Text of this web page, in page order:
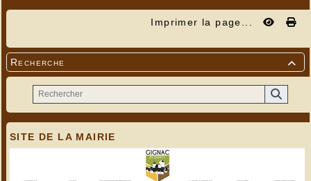
Imprimer la page...

Recherche
SITE DE LA MAIRIE